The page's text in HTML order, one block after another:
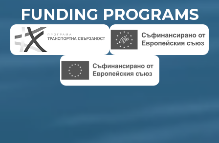
FUNDING PROGRAMS